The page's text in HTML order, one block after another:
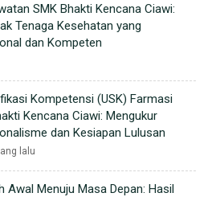
SMK Bhakti Kencana Ciawi:
Tenaga Kesehatan yang
dan Kompeten
Kompetensi (USK) Farmasi
Kencana Ciawi: Mengukur
dan Kesiapan Lulusan
lalu
Awal Menuju Masa Depan: Hasil